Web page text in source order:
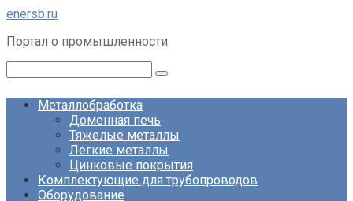
Перейти
контенту
enersb.ru
Портал о промышленности
Металлобработка
Доменная печь
Тяжелые металлы
Легкие металлы
Цинковые покрытия
Комплектующие для трубопроводов
Оборудование